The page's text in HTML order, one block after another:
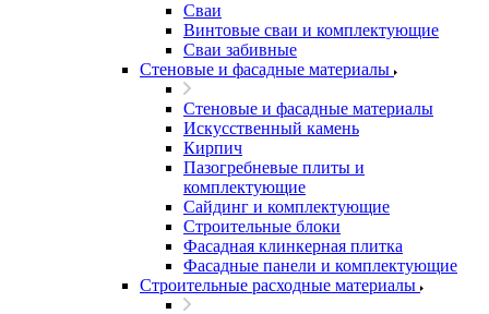
Сваи
Винтовые сваи и комплектующие
Сваи забивные
Стеновые и фасадные материалы
Стеновые и фасадные материалы
Искусственный камень
Кирпич
Пазогребневые плиты и
комплектующие
Сайдинг и комплектующие
Строительные блоки
Фасадная клинкерная плитка
Фасадные панели и комплектующие
Строительные расходные материалы